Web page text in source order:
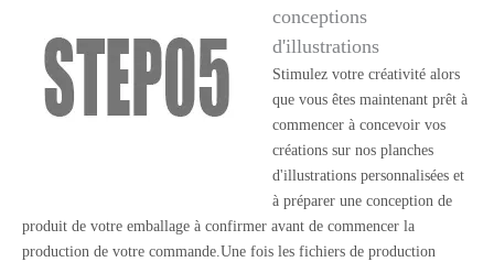
conceptions
d'illustrations
Stimulez votre créativité alors
que vous êtes maintenant prêt à
commencer à concevoir vos
créations sur nos planches
d'illustrations personnalisées et
à préparer une conception de
produit de votre emballage à confirmer avant de commencer la
production de votre commande.Une fois les fichiers de production